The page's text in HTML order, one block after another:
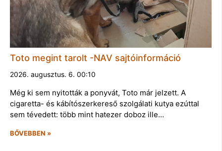
Toto megint tarolt -NAV sajtóinformáció
2026. augusztus. 6. 00:10
Még ki sem nyitották a ponyvát, Toto már jelzett. A
cigaretta- és kábítószerkereső szolgálati kutya ezúttal
sem tévedett: több mint hatezer doboz ille…
BŐVEBBEN »